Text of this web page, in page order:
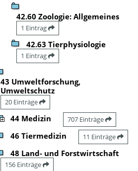
42.60 Zoologie: Allgemeines
1 Eintrag
42.63 Tierphysiologie
1 Eintrag
43 Umweltforschung,
Umweltschutz
20 Einträge
44 Medizin 707 Einträge
46 Tiermedizin 11 Einträge
48 Land- und Forstwirtschaft
156 Einträge